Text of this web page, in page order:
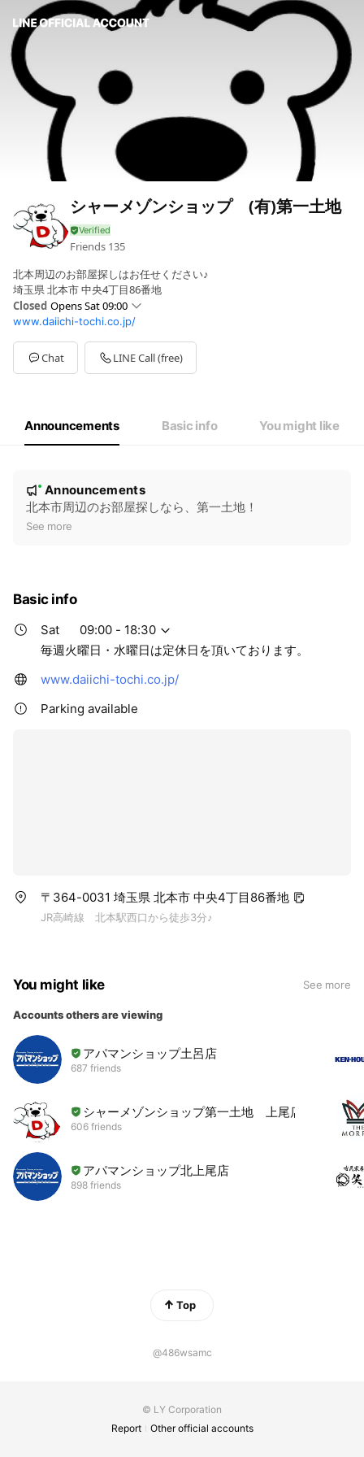
シャーメゾンショップ (有)第一土地
Friends 135
北本周辺のお部屋探しはお任せください♪
埼玉県 北本市 中央4丁目86番地
Closed Opens Sat 09:00
Sun09:00 - 18:30
Mon09:00 - 18:30
TueClosed
WedClosed
毎週火曜日・水曜日は定休日を頂いております。
www.daiichi-tochi.co.jp/
Chat LINE Call (free)
Announcements Basic info You might like
e
New
Announcements
北本市周辺のお部屋探しなら、第一土地！
See more
Basic info
Sat
09:00 - 18:30
毎週火曜日・水曜日は定休日を頂いております。
www.daiichi-tochi.co.jp/
Parking available
〒364-0031 埼玉県 北本市 中央4丁目86番地
JR高崎線 北本駅西口から徒歩3分♪
You might like See more
Accounts others are viewing
アパマンショップ土呂店
687 friends
シャーメゾンショップ第一土地 上尾店
606 friends
アパマンショップ北上尾店
898 friends
Top
@486wsamc
© LY Corporation
Report
Other official accounts